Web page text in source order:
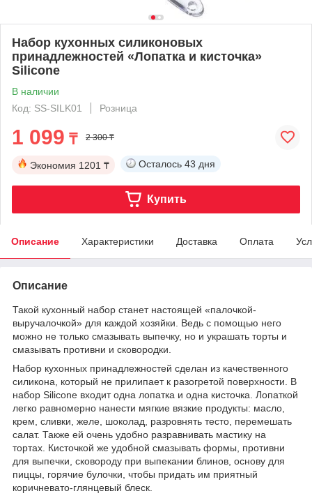
Набор кухонных силиконовых
принадлежностей «Лопатка и кисточка»
Silicone
В наличии
Код: SS-SILK01
Розница
1 099 ₸ 2 300 ₸
Экономия 1201 ₸ Осталось 43 дня
Купить
Описание Характеристики Доставка Оплата
Описание
Такой кухонный набор станет настоящей «палочкой-
выручалочкой» для каждой хозяйки. Ведь с помощью него
можно не только смазывать выпечку, но и украшать торты и
смазывать противни и сковородки.
Набор кухонных принадлежностей сделан из качественного
силикона, который не прилипает к разогретой поверхности. В
набор Silicone входит одна лопатка и одна кисточка. Лопаткой
легко равномерно нанести мягкие вязкие продукты: масло,
крем, сливки, желе, шоколад, разровнять тесто, перемешать
салат. Также ей очень удобно разравнивать мастику на
тортах. Кисточкой же удобной смазывать формы, противни
для выпечки, сковороду при выпекании блинов, основу для
пиццы, горячие булочки, чтобы придать им приятный
коричневато-глянцевый блеск.